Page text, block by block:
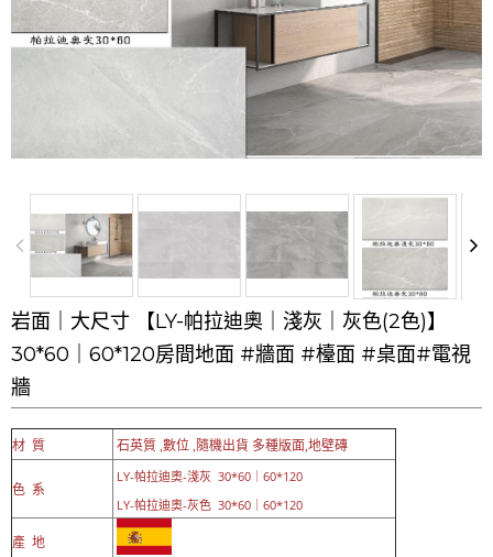
岩面｜大尺寸 【LY-帕拉迪奧｜淺灰｜灰色(2色)】
30*60｜60*120房間地面 #牆面 #檯面 #桌面#電視
牆
材 質 石英質 ,數位 ,隨機出貨 多種版面,地壁磚
色 系
LY-帕拉迪奧-淺灰 30*60｜60*120
LY-帕拉迪奧-灰色 30*60｜60*120
產 地